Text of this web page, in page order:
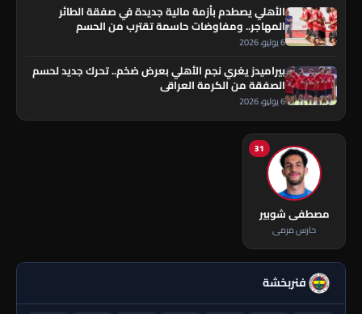
الأهلي يصطدم بأزمة مالية جديدة في صفقة الطائر
المهاجر.. ومفاوضات حاسمة تقترب من الحسم
6 يوليو، 2026
بيراميدز يغري نجم الأهلي بعرض ضخم.. تحرك جديد لحسم
الصفقة من الكرمة العراقي
6 يوليو، 2026
31
مصطفى شوبير
حارس مرمى
فنربخشة